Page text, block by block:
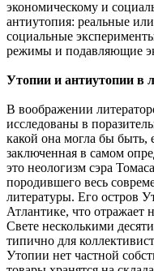
экономическому и
антиутопия: реальные
социальные
режимы и подавляющие
Утопии и антиутопии в
В воображении
исследованы в
какой она могла бы
заключенная в самом
это неологизм сэра
породившего весь
литературы. Его остров
Атлантике, что отражает
Свете несколькими
типично для
Утопии нет частной